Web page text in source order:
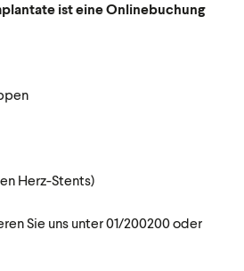
ist eine Onlinebuchung
Herz-Stents)
Sie uns unter 01/200200 oder